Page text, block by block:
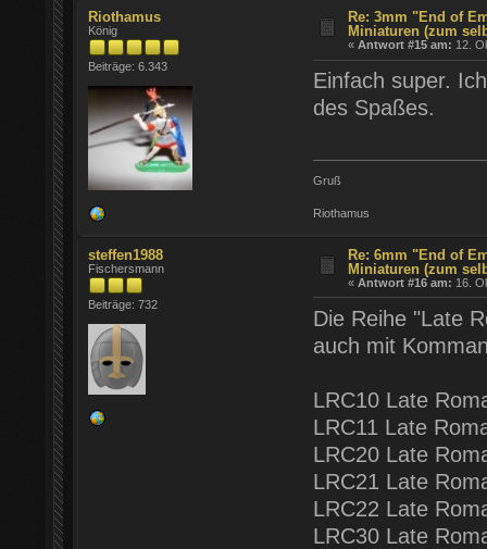
Riothamus
König
Beiträge: 6.343
Re: 3mm "End of
Miniaturen (zum
«Antwort #15 am: 12.
Einfach super.
des Spaßes.
Gruß
Riothamus
steffen1988
Fischersmann
Beiträge: 732
Re: 6mm "End of
Miniaturen (zum
«Antwort #16 am: 16.
Die Reihe "Late
auch mit
LRC10 Late
LRC11 Late
LRC20 Late
LRC21 Late
LRC22 Late
LRC30 Late